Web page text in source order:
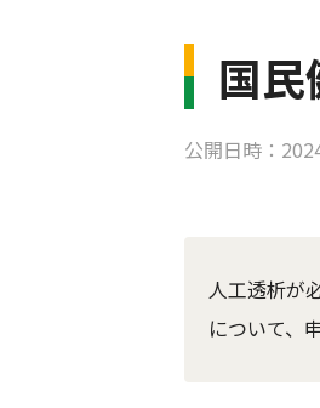
国
公開日時：
人工透析が
について、